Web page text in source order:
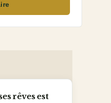
rêves est